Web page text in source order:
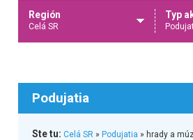
Región
Celá SR
Typ
Podujatia
Ste tu: Celá SR» Podujatia » hrady a